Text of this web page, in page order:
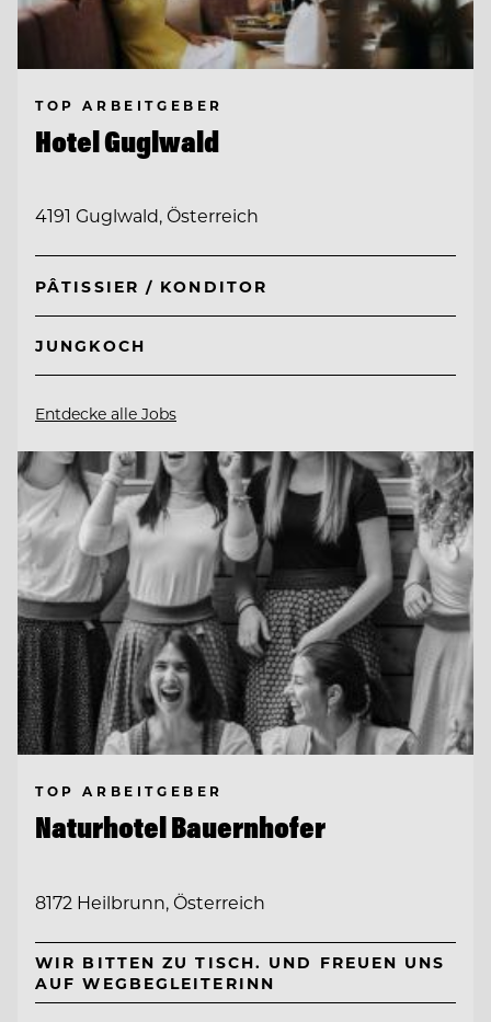
TOP ARBEITGEBER
Hotel Guglwald
4191 Guglwald, Österreich
PÂTISSIER / KONDITOR
JUNGKOCH
Entdecke alle Jobs
TOP ARBEITGEBER
Naturhotel Bauernhofer
8172 Heilbrunn, Österreich
WIR BITTEN ZU TISCH. UND FREUEN UNS
AUF WEGBEGLEITERINN